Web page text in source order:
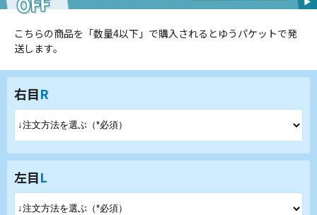
こちらの商品を「数量4以下」で購入されるとゆうパケットで発
送します。
右目R
左目L